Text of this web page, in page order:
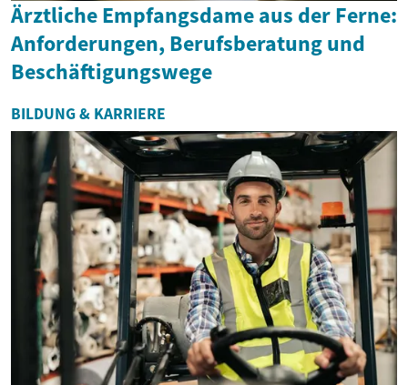
Ärztliche Empfangsdame aus der Ferne:
Anforderungen, Berufsberatung und
Beschäftigungswege
BILDUNG & KARRIERE